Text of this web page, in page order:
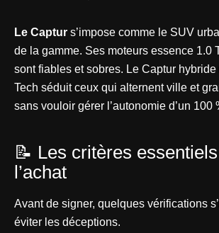
Le Captur s’impose comme le SUV
de la gamme. Ses moteurs essence 1.0
sont fiables et sobres. Le Captur
Tech séduit ceux qui alternent ville et
sans vouloir gérer l’autonomie d’un 100
📝 Les critères
l’achat
Avant de signer, quelques vérifications
éviter les déceptions.